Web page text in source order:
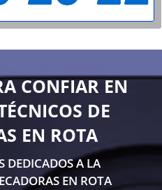
CONFIAR EN
DE
EN ROTA
DEDICADOS A LA
EN ROTA